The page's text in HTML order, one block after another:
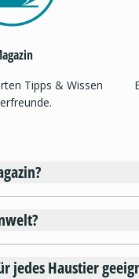
Tipps & Wissen
jedes Haustier